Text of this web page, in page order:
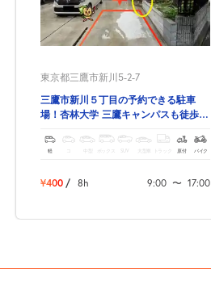
東京都三鷹市新川5-2-7
三鷹市新川５丁目の予約できる駐車
場！杏林大学 三鷹キャンパスも徒歩圏
軽 中型 ボックス SUV 大型車 トラック 原付 バイク
¥400 / 8h 9:00 〜 17:00